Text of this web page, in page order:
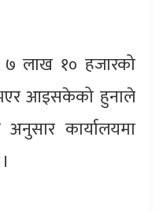
७ लाख १० हजारको
आइसकेको हुनाले
कार्यालयमा